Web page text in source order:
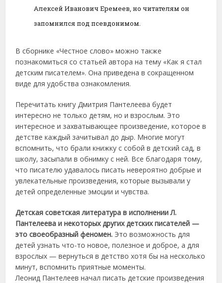
Алексей Иванович Еремеев, но читателям он
запомнился под псевдонимом.
В сборнике «Честное слово» можно также
познакомиться со статьей автора на тему «Как я стал
детским писателем». Она приведена в сокращенном
виде для удобства ознакомления.
Перечитать книгу Дмитрия Пантелеева будет
интересно не только детям, но и взрослым. Это
интересное и захватывающее произведение, которое в
детстве каждый зачитывал до дыр. Многие могут
вспомнить, что брали книжку с собой в детский сад, в
школу, засыпали в обнимку с ней. Все благодаря тому,
что писателю удавалось писать невероятно добрые и
увлекательные произведения, которые вызывали у
детей определенные эмоции и чувства.
Детская советская литература в исполнении Л.
Пантелеева и некоторых других детских писателей —
это своеобразный феномен. Это возможность для
детей узнать что-то новое, полезное и доброе, а для
взрослых — вернуться в детство хотя бы на несколько
минут, вспомнить приятные моменты.
Леонид Пантелеев начал писать детские произведения